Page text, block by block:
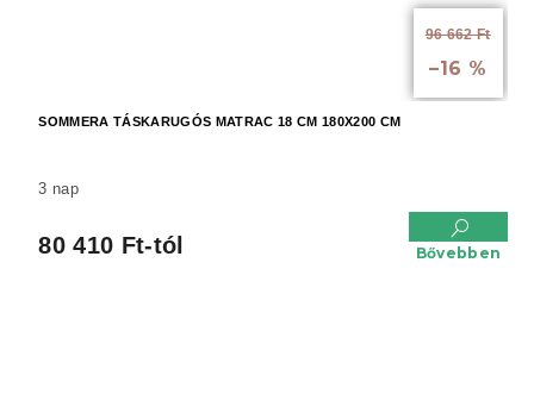
96 662 Ft
–16 %
SOMMERA TÁSKARUGÓS MATRAC 18 CM 180X200 CM
3 nap
80 410 Ft-tól Bővebben